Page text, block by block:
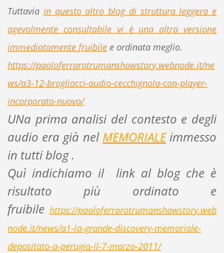
Tuttavia in questo altro blog di struttura leggera e
agevolmente consultabile vi è una altra versione
immediatamente fruibile e ordinata meglio.
https://paoloferrarotrumanshowstory.webnode.it/ne
ws/a3-12-brogliacci-audio-cecchignola-con-player-
incorporato-nuovo/
UNa prima analisi del contesto e degli
audio era già nel MEMORIALE immesso
in tutti blog .
Quì indichiamo il link al blog che è
risultato più ordinato e
fruibile https://paoloferrarotrumanshowstory.web
node.it/news/a1-la-grande-discovery-memoriale-
depositato-a-perugia-il-7-marzo-2011/